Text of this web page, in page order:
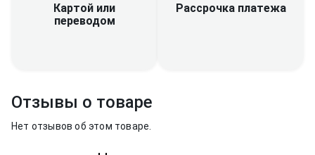
Картой или
переводом
Рассрочка платежа
Отзывы о товаре
Нет отзывов об этом товаре.